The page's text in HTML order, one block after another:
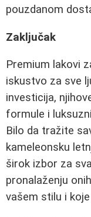
pouzdanom
Zaključak
Premium lakovi
iskustvo za sve
investicija,
formule i
Bilo da tražite
kameleonsku
širok izbor za
pronalaženju
vašem stilu i